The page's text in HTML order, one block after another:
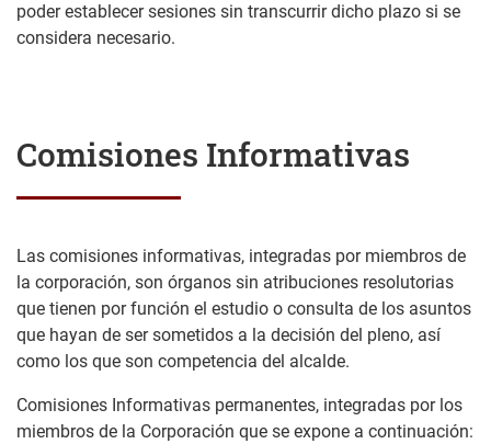
poder establecer sesiones sin transcurrir dicho plazo si se
considera necesario.
Comisiones Informativas
Las comisiones informativas, integradas por miembros de
la corporación, son órganos sin atribuciones resolutorias
que tienen por función el estudio o consulta de los asuntos
que hayan de ser sometidos a la decisión del pleno, así
como los que son competencia del alcalde.
Comisiones Informativas permanentes, integradas por los
miembros de la Corporación que se expone a continuación: